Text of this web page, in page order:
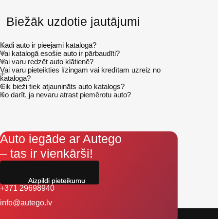
Biežāk uzdotie jautājumi
Kādi auto ir pieejami katalogā?
Vai katalogā esošie auto ir pārbaudīti?
Vai varu redzēt auto klātienē?
Vai varu pieteikties līzingam vai kredītam uzreiz no
kataloga?
Cik bieži tiek atjaunināts auto katalogs?
Ko darīt, ja nevaru atrast piemērotu auto?
Auto iegāde ar Autego
– tas ir vienkārši!
+371 29698940
info@autego.lv